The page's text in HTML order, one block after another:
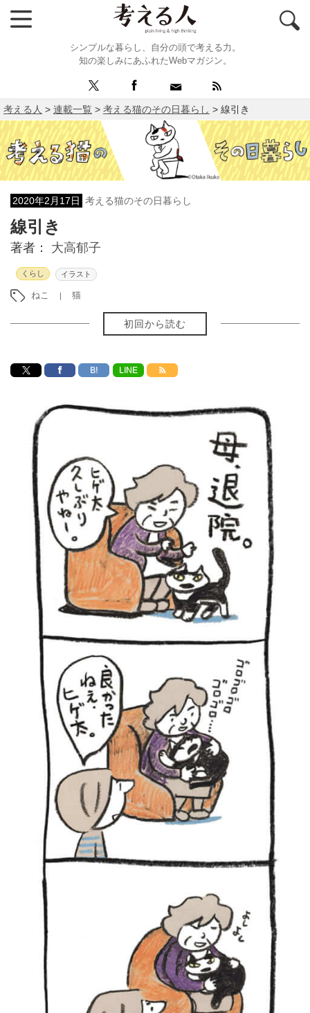
シンプルな暮らし、自分の頭で考える力。
知の楽しみにあふれたWebマガジン。
考える人 > 連載一覧 > 考える猫のその日暮らし > 線引き
2020年2月17日 考える猫のその日暮らし
線引き
著者： 大高郁子
くらし イラスト
ねこ 猫
初回から読む
B! LINE